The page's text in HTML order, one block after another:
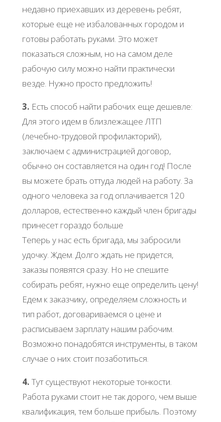
недавно приехавших из деревень ребят,
которые еще не избалованных городом и
готовы работать руками. Это может
показаться сложным, но на самом деле
рабочую силу можно найти практически
везде. Нужно просто предложить!
3. Есть способ найти рабочих еще дешевле:
Для этого идем в близлежащее ЛТП
(лечебно-трудовой профилакторий),
заключаем с администрацией договор,
обычно он составляется на один год! После
вы можете брать оттуда людей на работу. За
одного человека за год оплачивается 120
долларов, естественно каждый член бригады
принесет гораздо больше
Теперь у нас есть бригада, мы забросили
удочку. Ждем. Долго ждать не придется,
заказы появятся сразу. Но не спешите
собирать ребят, нужно еще определить цену!
Едем к заказчику, определяем сложность и
тип работ, договариваемся о цене и
расписываем зарплату нашим рабочим.
Возможно понадобятся инструменты, в таком
случае о них стоит позаботиться.
4. Тут существуют некоторые тонкости.
Работа руками стоит не так дорого, чем выше
квалификация, тем больше прибыль. Поэтому